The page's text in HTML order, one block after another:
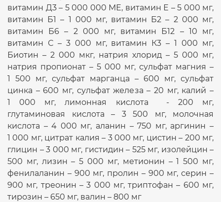
витамин Д3 – 5 000 000 МЕ, витамин Е – 5 000 мг,
витамин Б1 – 1 000 мг, витамин Б2 – 2 000 мг,
витамин Б6 – 2 000 мг, витамин Б12 – 10 мг,
витамин С – 3 000 мг, витамин К3 – 1 000 мг,
Биотин – 2 000 мкг, натрия хлорид – 5 000 мг,
натрия пропионат – 5 000 мг, сульфат магния –
1 500 мг, сульфат марганца – 600 мг, сульфат
цинка – 600 мг, сульфат железа – 20 мг, калий –
1 000 мг, лимонная кислота - 200 мг,
глутаминовая кислота – 3 500 мг, молочная
кислота – 4 000 мг, аланин – 750 мг, аргинин –
1 000 мг, цитрат калия – 3 000 мг, цистин – 200 мг,
глицин – 3 000 мг, гистидин – 525 мг, изолейцин –
500 мг, лизин – 5 000 мг, метионин – 1 500 мг,
фенилаланин – 900 мг, пролин – 900 мг, серин –
900 мг, треонин – 3 000 мг, триптофан – 600 мг,
тирозин – 650 мг, валин – 800 мг